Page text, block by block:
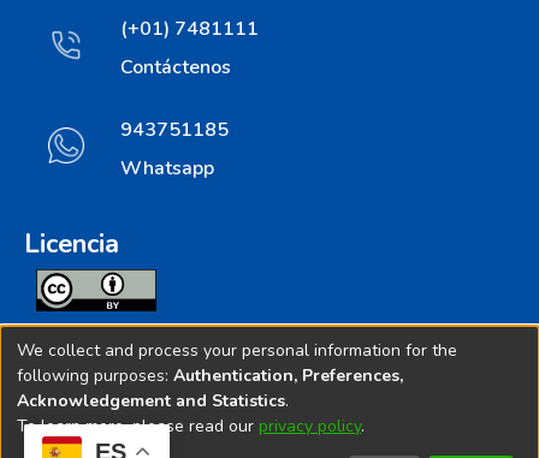
ES
(+01) 7481111
Contáctenos
943751185
Whatsapp
Licencia
Todos los contenidos de repositorio.ins.gob.pe estan
licenciados bajo
Creative Commoms License
We collect and process your personal information for the
following purposes: Authentication, Preferences,
Acknowledgement and Statistics.
To learn more, please read our privacy policy.